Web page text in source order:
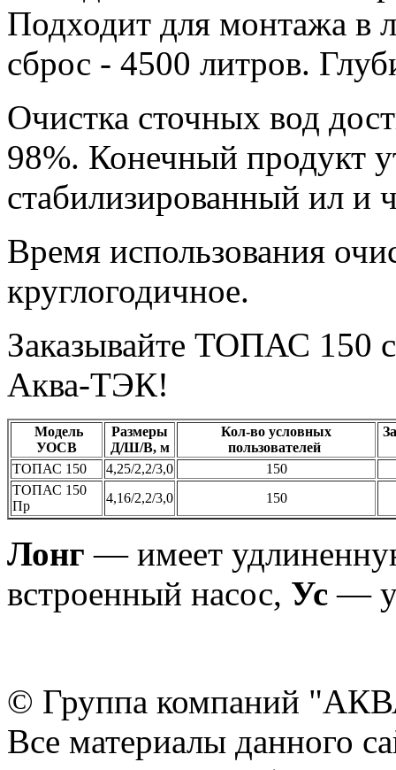
Подходит для монтажа в
сброс - 4500 литров.
Очистка сточных вод
98%. Конечный продукт
стабилизированный ил и
Время использования
круглогодичное.
Заказывайте ТОПАС 150
Аква-ТЭК!
Модель
УОСВ
Размеры
Д/Ш/В, м
Кол-во условных
пользователей
ТОПАС 150 4,25/2,2/3,0
150
ТОПАС 150
Пр
4,16/2,2/3,0 150
Лонг — имеет
встроенный насос, Ус —
© Группа компаний
Все материалы данного